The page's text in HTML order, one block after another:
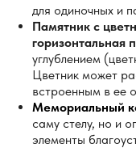
для одиночных и
Памятник с
горизонтальная
углублением
Цветник может
встроенным в ее
Мемориальный
саму стелу, но и
элементы